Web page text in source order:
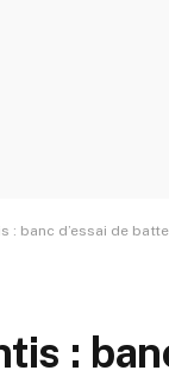
: banc d’essai de
: